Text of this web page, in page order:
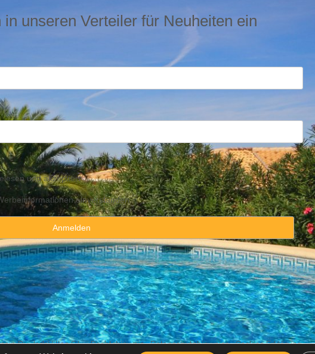
unseren Verteiler für Neuheiten ein
und akzeptiert
einverstanden
By JadeVillas S.L. ·Rechtshinweis·Datenschutzhinweise·Cookies Erklärung